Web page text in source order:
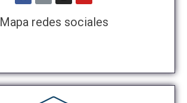
Mapa redes sociales